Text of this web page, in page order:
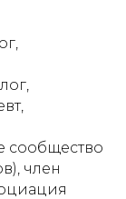
сообщество
член